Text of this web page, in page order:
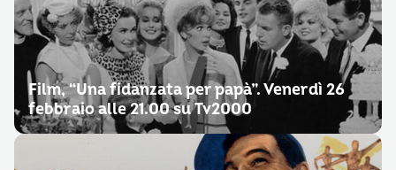
Film, “Una fidanzata per papà”. Venerdì 26
febbraio alle 21.00 su Tv2000